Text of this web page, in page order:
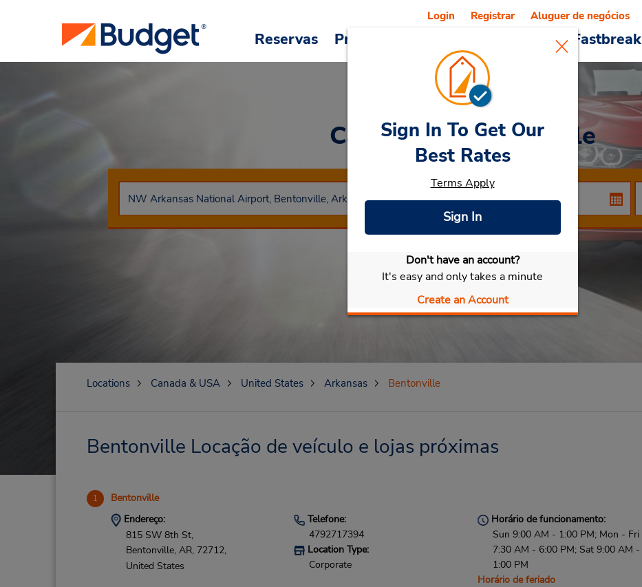
Reservas Promoções Veículos e serviços Fastbreak
Login Registrar Aluguer de negócios
Car RentalBentonville
Selecionar meu carro
Sign In To Get Our
Best Rates
Terms Apply
Sign In
Don't have an account?
It's easy and only takes a minute
Create an Account
Locations Canada & USA United States Arkansas Bentonville
Bentonville Locação de veículo e lojas próximas
1 Bentonville
Endereço:
815 SW 8th St,
Bentonville, AR, 72712,
United States
Telefone:
4792717394
Location Type:
Corporate
Horário de funcionamento:
Sun 9:00 AM - 1:00 PM; Mon - Fri
7:30 AM - 6:00 PM; Sat 9:00 AM -
1:00 PM
Horário de feriado